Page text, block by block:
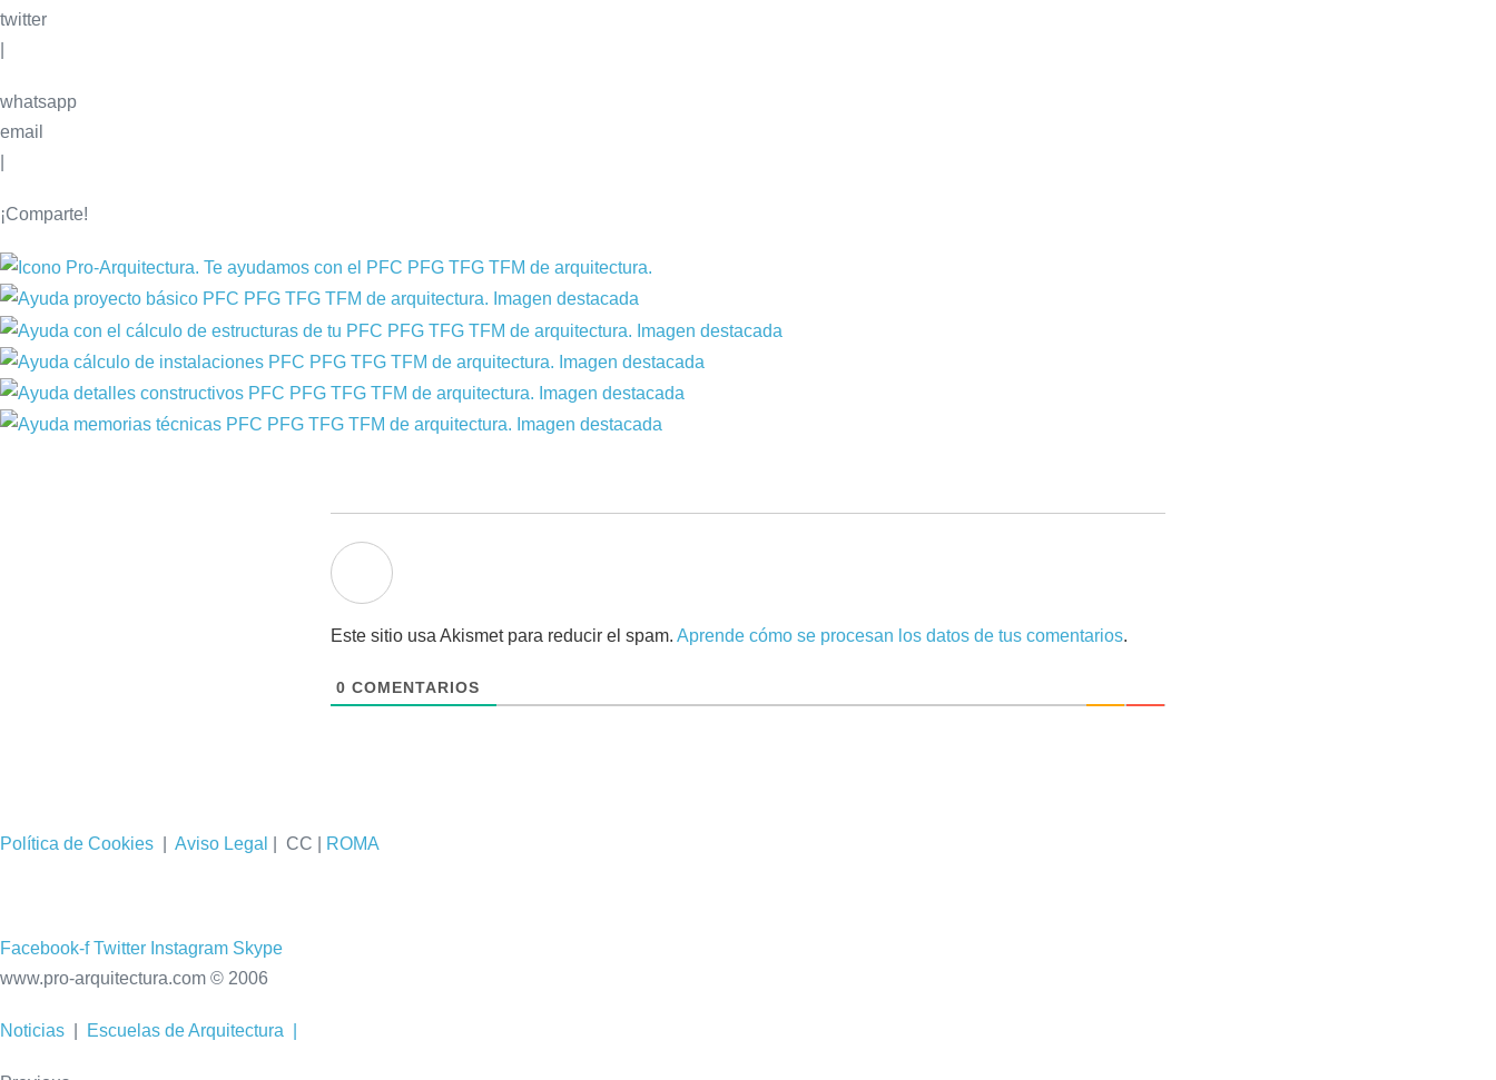
twitter
whatsapp
email
¡Comparte!
Este sitio usa Akismet para reducir el spam. Aprende cómo se procesan los datos de tus comentarios.
0 COMENTARIOS
Política de Cookies Aviso Legal | CC | ROMA
Facebook-f Twitter Instagram Skype
www.pro-arquitectura.com © 2006
Noticias Escuelas de Arquitectura